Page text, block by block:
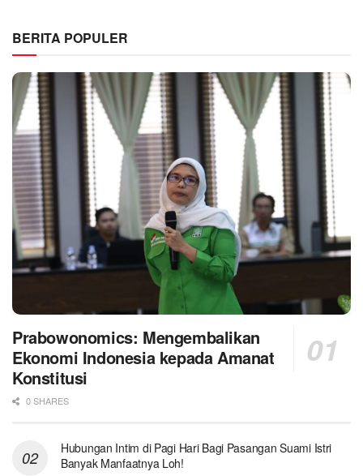
BERITA POPULER
Prabowonomics: Mengembalikan
Ekonomi Indonesia kepada Amanat
Konstitusi
0 SHARES
Hubungan Intim di Pagi Hari Bagi Pasangan Suami Istri
Banyak Manfaatnya Loh!